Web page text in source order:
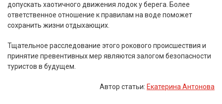
допускать хаотичного движения лодок у берега. Более
ответственное отношение к правилам на воде поможет
сохранить жизни отдыхающих.
Тщательное расследование этого рокового происшествия и
принятие превентивных мер являются залогом безопасности
туристов в будущем.
Автор статьи: Екатерина Антонова